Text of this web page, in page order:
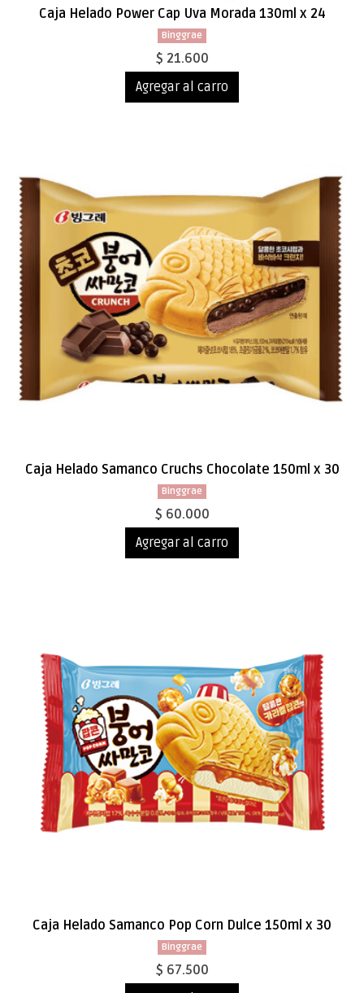
Caja Helado Power Cap Uva Morada 130ml x 24
Binggrae
$ 21.600
Agregar al carro
Caja Helado Samanco Cruchs Chocolate 150ml x 30
Binggrae
$ 60.000
Agregar al carro
Caja Helado Samanco Pop Corn Dulce 150ml x 30
Binggrae
$ 67.500